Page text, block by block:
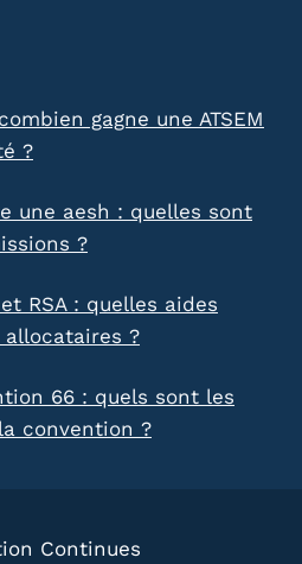
gagne une ATSEM
?
une aesh : quelles sont
?
RSA : quelles aides
?
66 : quels sont les
convention ?
Continues